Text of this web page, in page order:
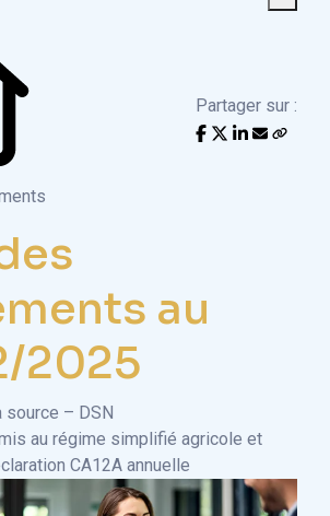
Partager sur :
au
2025
source – DSN
au régime simplifié agricole et
CA12A annuelle